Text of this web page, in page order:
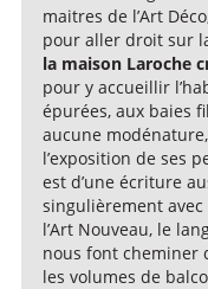
maitres de l’Art
pour aller droit sur
la maison Laroche
pour y accueillir
épurées, aux baies
aucune
l’exposition de ses
est d’une écriture
singulièrement
l’Art Nouveau, le
nous font cheminer
les volumes de